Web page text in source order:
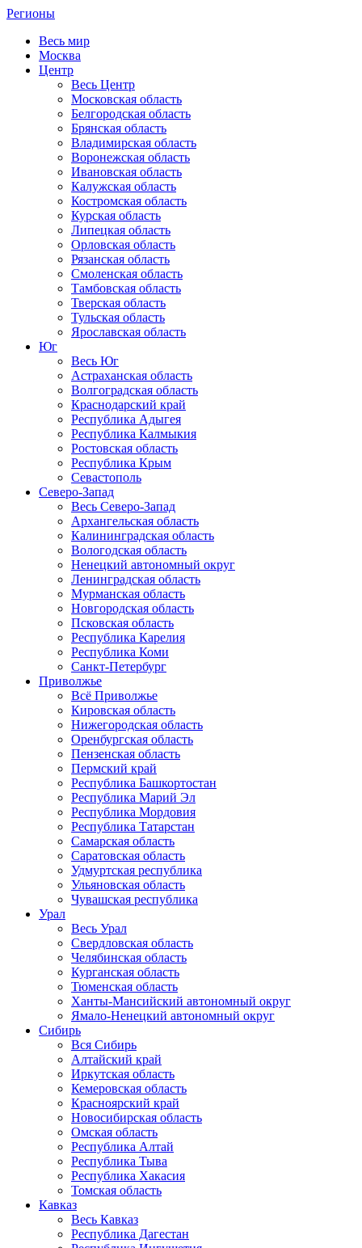
Регионы
Весь мир
Москва
Центр
Весь Центр
Московская область
Белгородская область
Брянская область
Владимирская область
Воронежская область
Ивановская область
Калужская область
Костромская область
Курская область
Липецкая область
Орловская область
Рязанская область
Смоленская область
Тамбовская область
Тверская область
Тульская область
Ярославская область
Юг
Весь Юг
Астраханская область
Волгоградская область
Краснодарский край
Республика Адыгея
Республика Калмыкия
Ростовская область
Республика Крым
Севастополь
Северо-Запад
Весь Северо-Запад
Архангельская область
Калининградская область
Вологодская область
Ненецкий автономный округ
Ленинградская область
Мурманская область
Новгородская область
Псковская область
Республика Карелия
Республика Коми
Санкт-Петербург
Приволжье
Всё Приволжье
Кировская область
Нижегородская область
Оренбургская область
Пензенская область
Пермский край
Республика Башкортостан
Республика Марий Эл
Республика Мордовия
Республика Татарстан
Самарская область
Саратовская область
Удмуртская республика
Ульяновская область
Чувашская республика
Урал
Весь Урал
Свердловская область
Челябинская область
Курганская область
Тюменская область
Ханты-Мансийский автономный округ
Ямало-Ненецкий автономный округ
Сибирь
Вся Сибирь
Алтайский край
Иркутская область
Кемеровская область
Красноярский край
Новосибирская область
Омская область
Республика Алтай
Республика Тыва
Республика Хакасия
Томская область
Кавказ
Весь Кавказ
Республика Дагестан